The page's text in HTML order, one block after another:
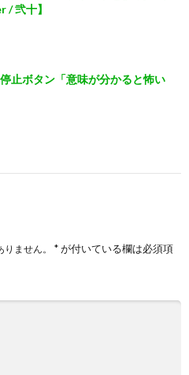
弐十】
停止ボタン「意味が分かると怖い
ません。 *が付いている欄は必須項